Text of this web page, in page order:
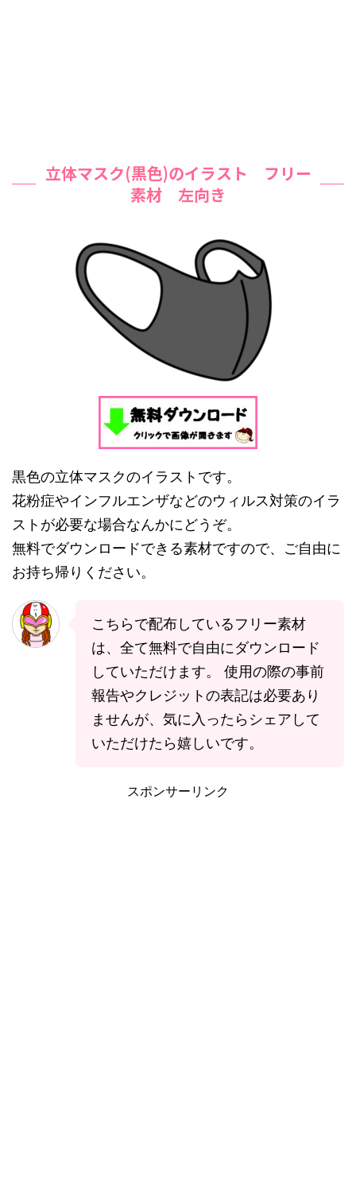
立体マスク(黒色)のイラスト フリー
素材 左向き
黒色の立体マスクのイラストです。
花粉症やインフルエンザなどのウィルス対策のイラ
ストが必要な場合なんかにどうぞ。
無料でダウンロードできる素材ですので、ご自由に
お持ち帰りください。
こちらで配布しているフリー素材
は、全て無料で自由にダウンロード
していただけます。 使用の際の事前
報告やクレジットの表記は必要あり
ませんが、気に入ったらシェアして
いただけたら嬉しいです。
スポンサーリンク